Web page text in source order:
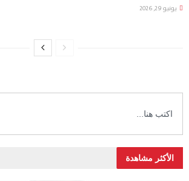
يونيو 29, 2026
الأكثر مشاهدة